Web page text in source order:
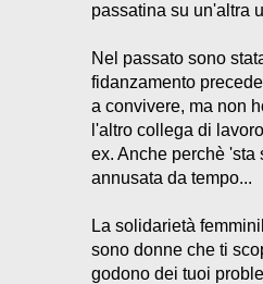
passatina su un'altra
Nel passato sono
fidanzamento
a convivere, ma non
l'altro collega di
ex. Anche perchè
annusata da tempo...
La solidarietà
sono donne che ti
godono dei tuoi